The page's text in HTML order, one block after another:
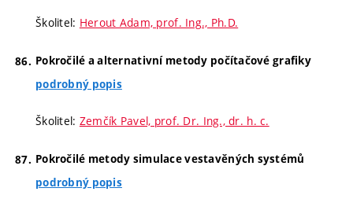
Školitel: Herout Adam, prof. Ing., Ph.D.
Pokročilé a alternativní metody počítačové grafiky
podrobný popis
Školitel: Zemčík Pavel, prof. Dr. Ing., dr. h. c.
Pokročilé metody simulace vestavěných systémů
podrobný popis